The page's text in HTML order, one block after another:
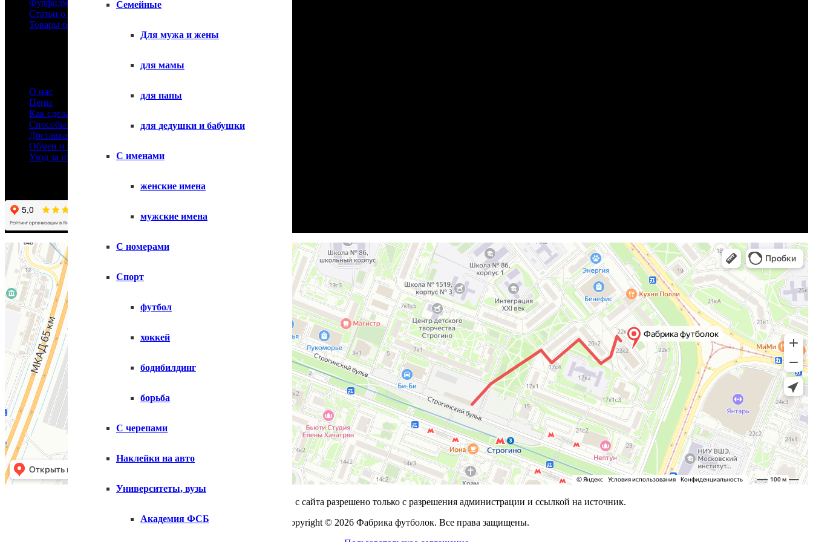
Семейные
Для мужа и жены
для мамы
для папы
для дедушки и бабушки
С именами
женские имена
мужские имена
С номерами
Спорт
футбол
хоккей
бодибилдинг
борьба
С черепами
Наклейки на авто
Университеты, вузы
Академия ФСБ
Фулфилмент
Статьи о футболках
Товары без принтов
О нас
Цены
Как сделать заказ
Способы оплаты
Доставка товара
Обмен и возврат
Уход за изделиями
Копирование материалов с сайта разрешено только с разрешения администрации и ссылкой на источник.
Copyright © 2026 Фабрика футболок. Все права защищены.